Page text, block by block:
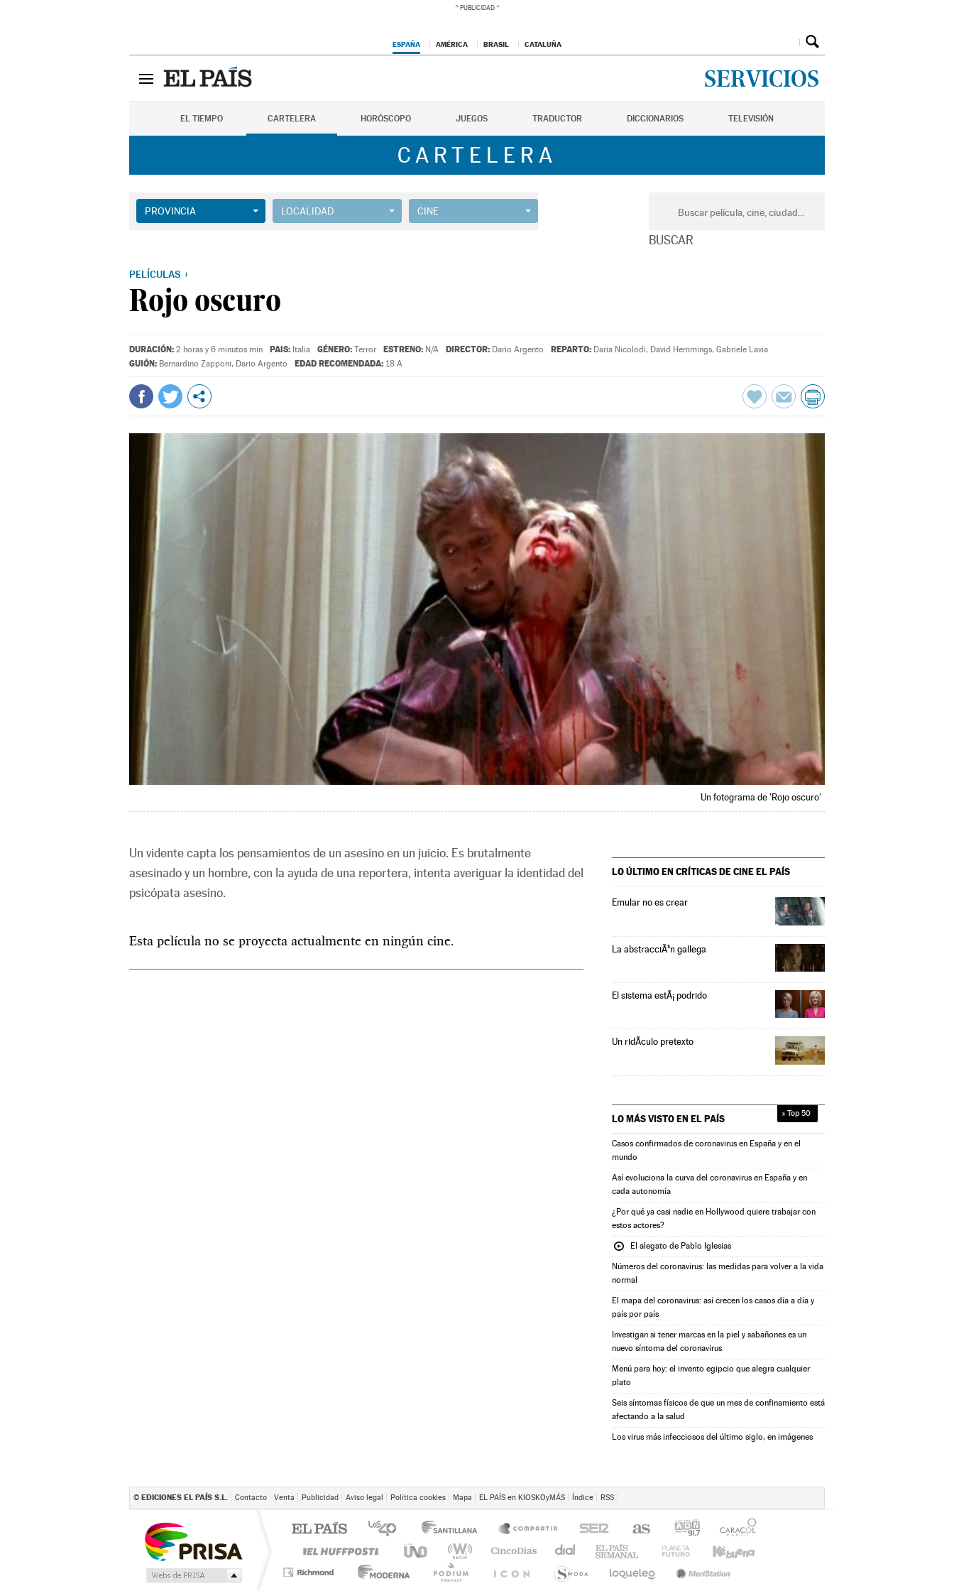
ESPAÑA AMÉRICA BRASIL CATALUÑA
SERVICIOS
EL TIEMPO CARTELERA HORÓSCOPO JUEGOS TRADUCTOR DICCIONARIOS TELEVISIÓN
CARTELERA
PROVINCIA LOCALIDAD CINE
PELÍCULAS
Rojo oscuro
DURACIÓN: 2 horas y 6 minutos min PAIS: Italia GÉNERO: Terror ESTRENO: N/A DIRECTOR: Dario Argento REPARTO: Daria Nicolodi, David Hemmings, Gabriele Lavia
GUIÓN: Bernardino Zapponi, Dario Argento EDAD RECOMENDADA: 18 A
Un fotograma de 'Rojo oscuro'
Un vidente capta los pensamientos de un asesino en un juicio. Es brutalmente
asesinado y un hombre, con la ayuda de una reportera, intenta averiguar la identidad del
psicópata asesino.
Esta película no se proyecta actualmente en ningún cine.
LO ÚLTIMO EN CRÍTICAS DE CINEEL PAÍS
Emular no es crear
La abstracciÃ³n gallega
El sistema estÃ¡ podrido
Un ridÃ­culo pretexto
LO MÁS VISTO EN EL PAÍS » Top 50
Casos confirmados de coronavirus en España y en el
mundo
Así evoluciona la curva del coronavirus en España y en
cada autonomía
¿Por qué ya casi nadie en Hollywood quiere trabajar con
estos actores?
El alegato de Pablo Iglesias
Números del coronavirus: las medidas para volver a la vida
normal
El mapa del coronavirus: así crecen los casos día a día y
país por país
Investigan si tener marcas en la piel y sabañones es un
nuevo síntoma del coronavirus
Menú para hoy: el invento egipcio que alegra cualquier
plato
Seis síntomas físicos de que un mes de confinamiento está
afectando a la salud
Los virus más infecciosos del último siglo, en imágenes
© EDICIONES EL PAÍS S.L. Contacto Venta Publicidad Aviso legal Política cookies Mapa EL PAÍS en KIOSKOyMÁS Índice RSS